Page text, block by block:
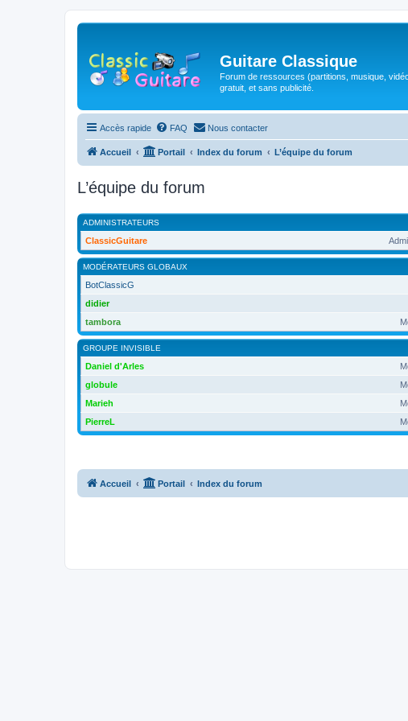
Guitare Classique
Forum de ressources (partitions, musique,
gratuit, et sans publicité.
Accès rapide FAQ Nous contacter
Accueil Portail Index du forum L’équipe du forum
L’équipe du forum
ADMINISTRATEURS
ClassicGuitare
MODÉRATEURS GLOBAUX
BotClassicG
didier
tambora
GROUPE INVISIBLE
Daniel d'Arles
globule
Marieh
PierreL
Accueil Portail Index du forum